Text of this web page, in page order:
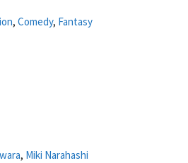
, Comedy, Fantasy
, Miki Narahashi